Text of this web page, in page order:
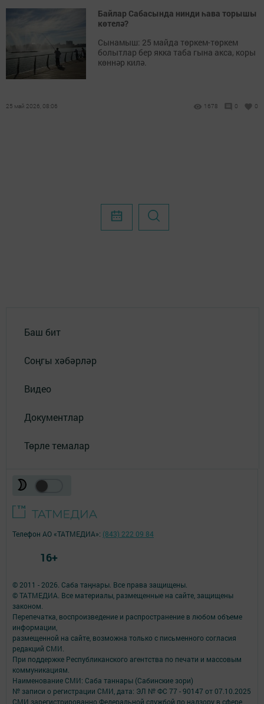
Байлар Сабасында нинди һава торышы
көтелә?
Сынамыш: 25 майда төркем-төркем
болытлар бер якка таба гына акса, коры
көннәр килә.
25 май 2026, 08:06 1678 0 0
Баш бит
Соңгы хәбәрләр
Видео
Документлар
Төрле темалар
© 2011 - 2026. Саба таңнары. Все права защищены.
© ТАТМЕДИА. Все материалы, размещенные на сайте, защищены
законом.
Перепечатка, воспроизведение и распространение в любом объеме
информации,
размещенной на сайте, возможна только с письменного согласия
редакций СМИ.
При поддержке Республиканского агентства по печати и массовым
коммуникациям.
Наименование СМИ: Саба таннары (Сабинские зори)
№ записи о регистрации СМИ, дата: ЭЛ № ФС 77 - 90147 от 07.10.2025
СМИ зарегистрированно Федеральной службой по надзору в сфере
Телефон АО «ТАТМЕДИА»: (843) 222 09 84
16+